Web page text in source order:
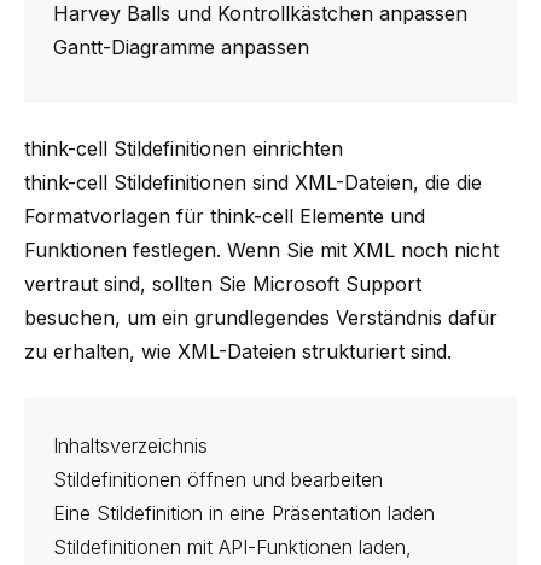
Harvey Balls und Kontrollkästchen anpassen
Gantt-Diagramme anpassen
think-cell Stildefinitionen einrichten
think-cell Stildefinitionen sind XML-Dateien, die die
Formatvorlagen für think-cell Elemente und
Funktionen festlegen. Wenn Sie mit XML noch nicht
vertraut sind, sollten Sie Microsoft Support
besuchen, um ein grundlegendes Verständnis dafür
zu erhalten, wie XML-Dateien strukturiert sind.
Inhaltsverzeichnis
Stildefinitionen öffnen und bearbeiten
Eine Stildefinition in eine Präsentation laden
Stildefinitionen mit API-Funktionen laden,